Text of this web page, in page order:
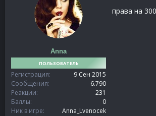
Anna
ПОЛЬЗОВАТЕЛЬ
Регистрация
9 Сен 2015
Сообщения
6.790
Реакции
231
Баллы
0
Ник в игре
Anna_Lvenocek
права на